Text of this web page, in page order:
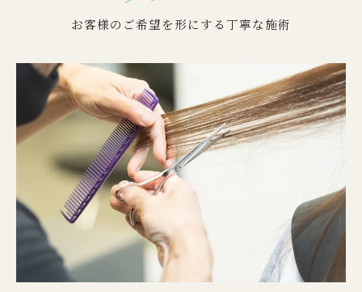
お客様のご希望を形にする丁寧な施術